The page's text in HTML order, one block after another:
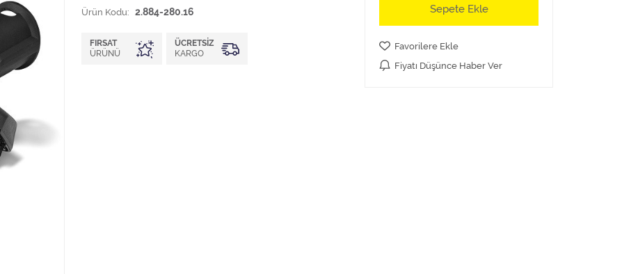
Ürün Kodu: 2.884-280.16
FIRSAT
ÜRÜNÜ
ÜCRETSIZ
KARGO
Sepete Ekle
Favorilere Ekle
Fiyatı Düşünce Haber Ver